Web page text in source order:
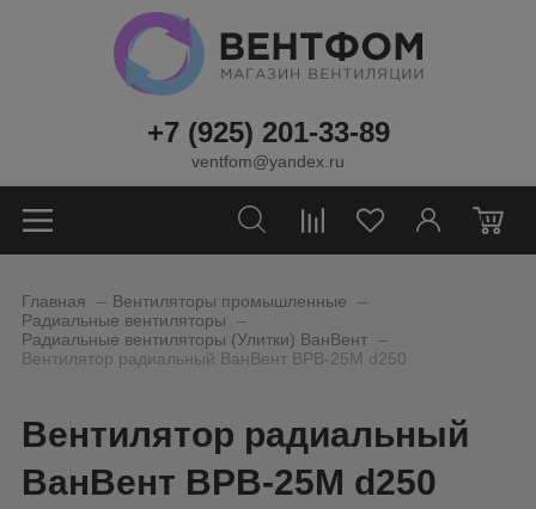
+7 (925) 201-33-89
ventfom@yandex.ru
0
Главная Вентиляторы промышленные
Радиальные вентиляторы _
Радиальные вентиляторы (Улитки) ВанВент
Вентилятор радиальный ВанВент ВРВ-25М d250
Вентилятор радиальный
ВанВент ВРВ-25М d250